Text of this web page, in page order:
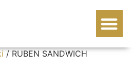
/ RUBEN SANDWICH